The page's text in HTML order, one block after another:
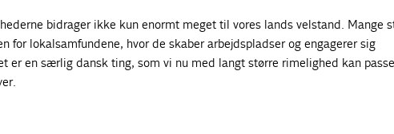
bidrager ikke kun enormt meget til vores lands velstand. Mange
for lokalsamfundene, hvor de skaber arbejdspladser og engagerer sig
er en særlig dansk ting, som vi nu med langt større rimelighed kan